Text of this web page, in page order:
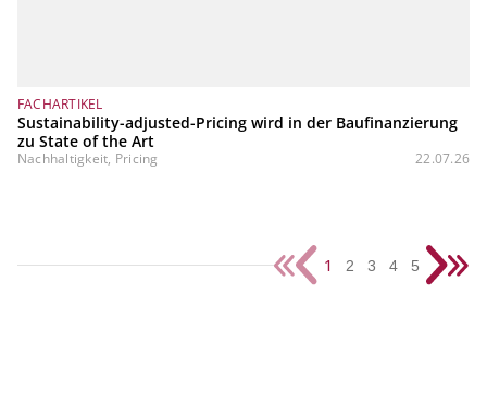
FACHARTIKEL
Sustainability-adjusted-Pricing wird in der Baufinanzierung
zu State of the Art
Nachhaltigkeit, Pricing 22.07.26
1 2 3 4 5